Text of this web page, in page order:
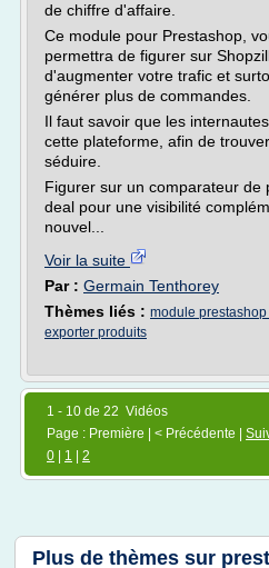
de chiffre d'affaire.
Ce module pour Prestashop,
permettra de figurer sur
d'augmenter votre trafic et
générer plus de commandes.
Il faut savoir que les
cette plateforme, afin de
séduire.
Figurer sur un comparateur de
deal pour une visibilité
nouvel...
Voir la suite
Par : Germain Tenthorey
Thèmes liés : module
exporter produits
1 - 10 de 22 Vidéos
Page : Première | < Précédente |
0
1 2
Plus de thèmes sur